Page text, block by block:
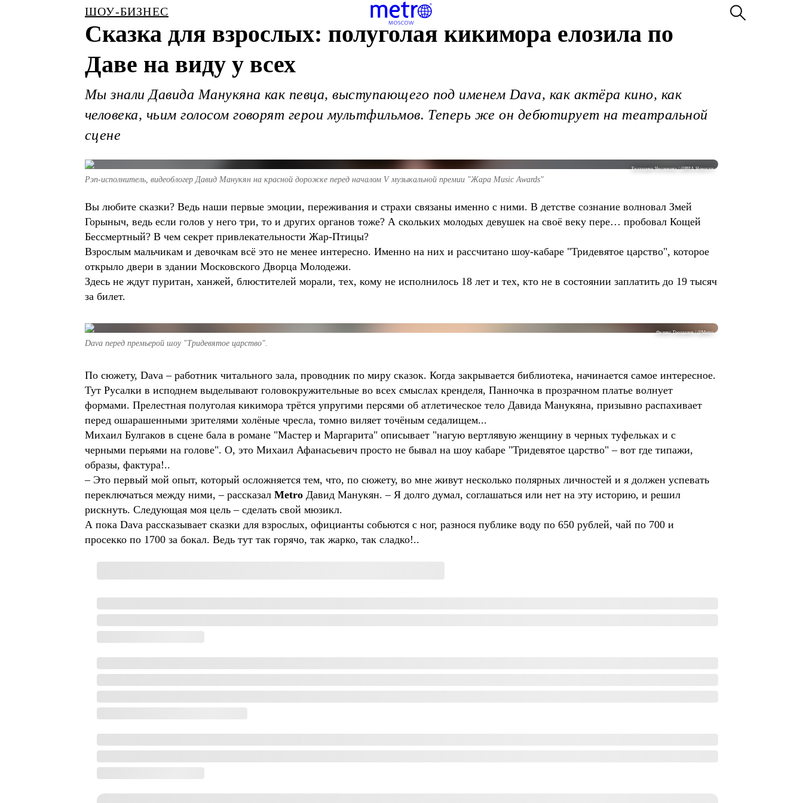
ШОУ-БИЗНЕС
Сказка для взрослых: полуголая кикимора елозила по
Даве на виду у всех
Мы знали Давида Манукяна как певца, выступающего под именем Dava, как актёра кино, как
человека, чьим голосом говорят герои мультфильмов. Теперь же он дебютирует на театральной
сцене
Екатерина Чеснокова / @РИА Новости
Рэп-исполнитель, видеоблогер Давид Манукян на красной дорожке перед началом V музыкальной премии "Жара Music Awards"
Вы любите сказки? Ведь наши первые эмоции, переживания и страхи связаны именно с ними. В детстве сознание волновал Змей
Горыныч, ведь если голов у него три, то и других органов тоже? А скольких молодых девушек на своё веку пере… пробовал Кощей
Бессмертный? В чем секрет привлекательности Жар-Птицы?
Взрослым мальчикам и девочкам всё это не менее интересно. Именно на них и рассчитано шоу-кабаре "Тридевятое царство", которое
открыло двери в здании Московского Дворца Молодежи.
Здесь не ждут пуритан, ханжей, блюстителей морали, тех, кому не исполнилось 18 лет и тех, кто не в состоянии заплатить до 19 тысяч
за билет.
Феликс Грозданов / @Metro
Dava перед премьерой шоу "Тридевятое царство".
По сюжету, Dava – работник читального зала, проводник по миру сказок. Когда закрывается библиотека, начинается самое интересное.
Тут Русалки в исподнем выделывают головокружительные во всех смыслах кренделя, Панночка в прозрачном платье волнует
формами. Прелестная полуголая кикимора трётся упругими персями об атлетическое тело Давида Манукяна, призывно распахивает
перед ошарашенными зрителями холёные чресла, томно виляет точёным седалищем...
Михаил Булгаков в сцене бала в романе "Мастер и Маргарита" описывает "нагую вертлявую женщину в черных туфельках и с
черными перьями на голове". О, это Михаил Афанасьевич просто не бывал на шоу кабаре "Тридевятое царство" – вот где типажи,
образы, фактура!..
– Это первый мой опыт, который осложняется тем, что, по сюжету, во мне живут несколько полярных личностей и я должен успевать
переключаться между ними, – рассказал Metro Давид Манукян. – Я долго думал, соглашаться или нет на эту историю, и решил
рискнуть. Следующая моя цель – сделать свой мюзикл.
А пока Dava рассказывает сказки для взрослых, официанты собьются с ног, разнося публике воду по 650 рублей, чай по 700 и
просекко по 1700 за бокал. Ведь тут так горячо, так жарко, так сладко!..